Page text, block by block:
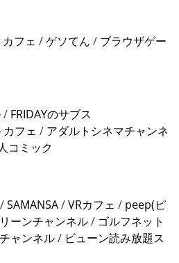
時の販売となります。
フェ /ゲソてん / ブラウザゲー
/ FRIDAYのサブス
フェ / アダルトシネマチャンネ
コミック
/SAMANSA/VRカフェ / peep(ピ
ーンチャンネル/ ゴルフネット
ャンネル/ ビューン読み放題ス